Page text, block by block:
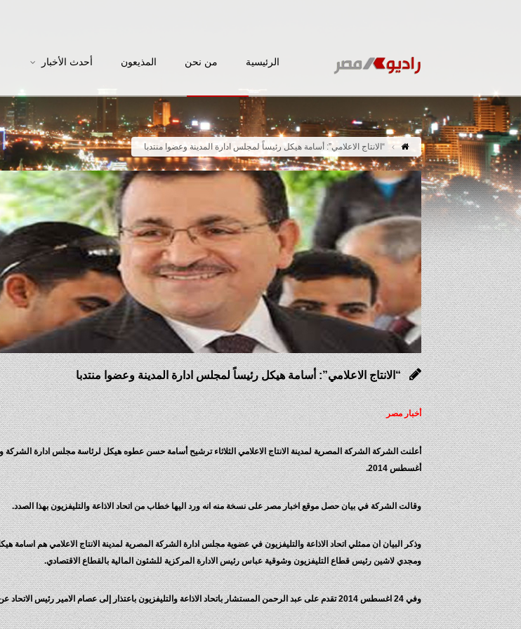
الرئيسية من نحن المذيعون أحدث الأخبار
“الانتاج الاعلامي”: أسامة هيكل رئيساً لمجلس ادارة المدينة وعضوا منتدبا
“الانتاج الاعلامي”: أسامة هيكل رئيساً لمجلس ادارة المدينة وعضوا منتدبا
أخبار مصر
أغسطس 2014.
وقالت الشركة في بيان حصل موقع اخبار مصر على نسخة منه انه ورد اليها خطاب من اتحاد الاذاعة والتليفزيون بهذا الصدد.
وذكر البيان ان ممثلي اتحاد الاذاعة والتليفزيون في عضوية مجلس ادارة الشركة المصرية لمدينة الانتاج الاعلامي هم
ومجدي لاشين رئيس قطاع التليفزيون وشوقية عباس رئيس الادارة المركزية للشئون المالية بالقطاع الاقتصادي.
وفي 24 اغسطس 2014 تقدم على عبد الرحمن المستشار باتحاد الاذاعة والتليفزيون باعتذار إلى عصام الامير رئيس الاتحاد عن عضوية مجلس إدارة مدينة الانتاج الإعلامى وعن الترشح كرئيس لمجلس إدارة المدينة .